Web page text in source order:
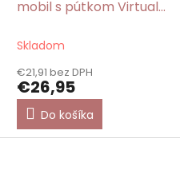
mobil s pútkom Virtual
Skladom
€21,91 bez DPH
€26,95
Do košíka